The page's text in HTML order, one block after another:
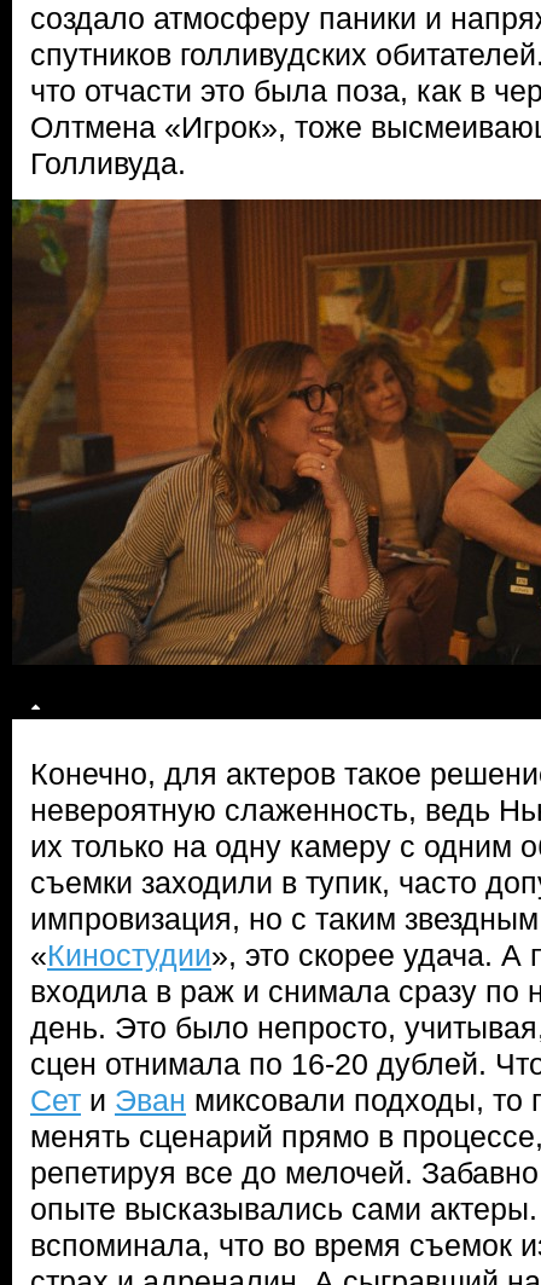
создало атмосферу паники и
спутников голливудских
что отчасти это была поза, как в
Олтмена «Игрок», тоже
Голливуда.
Конечно, для актеров такое
невероятную слаженность, ведь
их только на одну камеру с одним
съемки заходили в тупик, часто
импровизация, но с таким
«Киностудии», это скорее удача. А
входила в раж и снимала сразу по
день. Это было непросто,
сцен отнимала по 16-20 дублей.
Сет и Эван миксовали подходы, то
менять сценарий прямо в
репетируя все до мелочей.
опыте высказывались сами
вспоминала, что во время съемок